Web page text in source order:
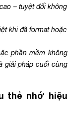
– tuyệt đối không
khi đã format hoặc
phần mềm không
giải pháp cuối cùng
thẻ nhớ hiệu